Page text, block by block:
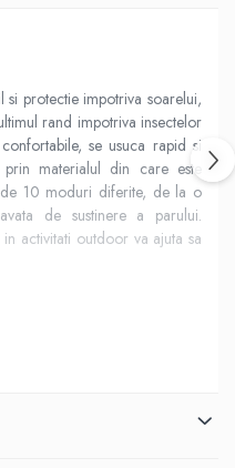
si protectie impotriva soarelui,
rand impotriva insectelor
se usuca rapid si
materialul din care este
10 moduri diferite, de la o
de sustinere a parului.
activitati outdoor va ajuta sa